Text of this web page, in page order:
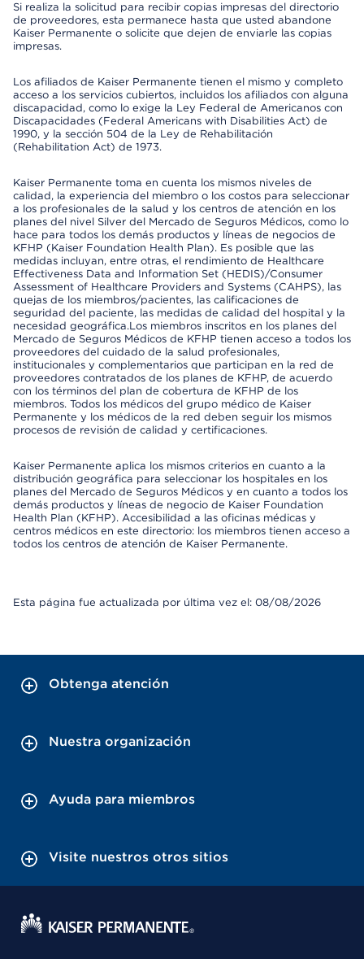
Si realiza la solicitud para recibir copias impresas del directorio
de proveedores, esta permanece hasta que usted abandone
Kaiser Permanente o solicite que dejen de enviarle las copias
impresas.
Los afiliados de Kaiser Permanente tienen el mismo y completo
acceso a los servicios cubiertos, incluidos los afiliados con alguna
discapacidad, como lo exige la Ley Federal de Americanos con
Discapacidades (Federal Americans with Disabilities Act) de
1990, y la sección 504 de la Ley de Rehabilitación
(Rehabilitation Act) de 1973.
Kaiser Permanente toma en cuenta los mismos niveles de
calidad, la experiencia del miembro o los costos para seleccionar
a los profesionales de la salud y los centros de atención en los
planes del nivel Silver del Mercado de Seguros Médicos, como lo
hace para todos los demás productos y líneas de negocios de
KFHP (Kaiser Foundation Health Plan). Es posible que las
medidas incluyan, entre otras, el rendimiento de Healthcare
Effectiveness Data and Information Set (HEDIS)/Consumer
Assessment of Healthcare Providers and Systems (CAHPS), las
quejas de los miembros/pacientes, las calificaciones de
seguridad del paciente, las medidas de calidad del hospital y la
necesidad geográfica.Los miembros inscritos en los planes del
Mercado de Seguros Médicos de KFHP tienen acceso a todos los
proveedores del cuidado de la salud profesionales,
institucionales y complementarios que participan en la red de
proveedores contratados de los planes de KFHP, de acuerdo
con los términos del plan de cobertura de KFHP de los
miembros. Todos los médicos del grupo médico de Kaiser
Permanente y los médicos de la red deben seguir los mismos
procesos de revisión de calidad y certificaciones.
Kaiser Permanente aplica los mismos criterios en cuanto a la
distribución geográfica para seleccionar los hospitales en los
planes del Mercado de Seguros Médicos y en cuanto a todos los
demás productos y líneas de negocio de Kaiser Foundation
Health Plan (KFHP). Accesibilidad a las oficinas médicas y
centros médicos en este directorio: los miembros tienen acceso a
todos los centros de atención de Kaiser Permanente.
Esta página fue actualizada por última vez el: 08/08/2026
Obtenga atención
Nuestra organización
Ayuda para miembros
Visite nuestros otros sitios